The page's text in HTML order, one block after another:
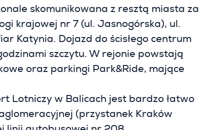
skomunikowana z resztą miasta za
krajowej nr 7 (ul. Jasnogórska), ul.
Katynia. Dojazd do ścisłego centrum
szczytu. W rejonie powstają
oraz parkingi Park&Ride, mające
Lotniczy w Balicach jest bardzo łatwo
(przystanek Kraków